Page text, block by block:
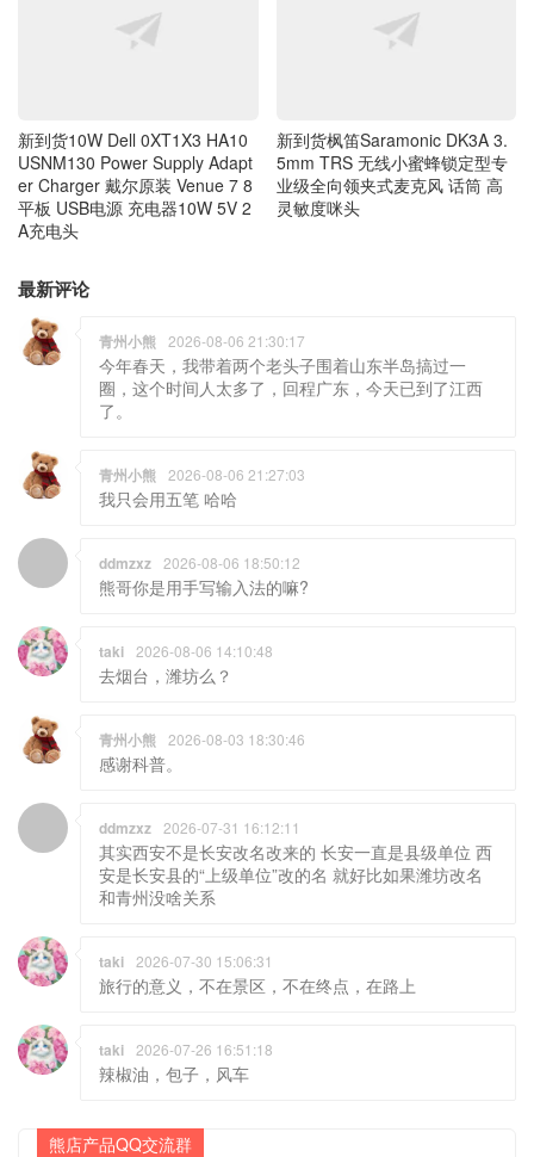
新到货10W Dell 0XT1X3 HA10
USNM130 Power Supply Adapt
er Charger 戴尔原装 Venue 7 8
平板 USB电源 充电器10W 5V 2
A充电头
新到货枫笛Saramonic DK3A 3.
5mm TRS 无线小蜜蜂锁定型专
业级全向领夹式麦克风 话筒 高
灵敏度咪头
最新评论
青州小熊 2026-08-06 21:30:17
今年春天，我带着两个老头子围着山东半岛搞过一
圈，这个时间人太多了，回程广东，今天已到了江西
了。
青州小熊 2026-08-06 21:27:03
我只会用五笔 哈哈
ddmzxz 2026-08-06 18:50:12
熊哥你是用手写输入法的嘛?
taki 2026-08-06 14:10:48
去烟台，潍坊么？
青州小熊 2026-08-03 18:30:46
感谢科普。
ddmzxz 2026-07-31 16:12:11
其实西安不是长安改名改来的 长安一直是县级单位 西
安是长安县的“上级单位”改的名 就好比如果潍坊改名
和青州没啥关系
taki 2026-07-30 15:06:31
旅行的意义，不在景区，不在终点，在路上
taki 2026-07-26 16:51:18
辣椒油，包子，风车
熊店产品QQ交流群